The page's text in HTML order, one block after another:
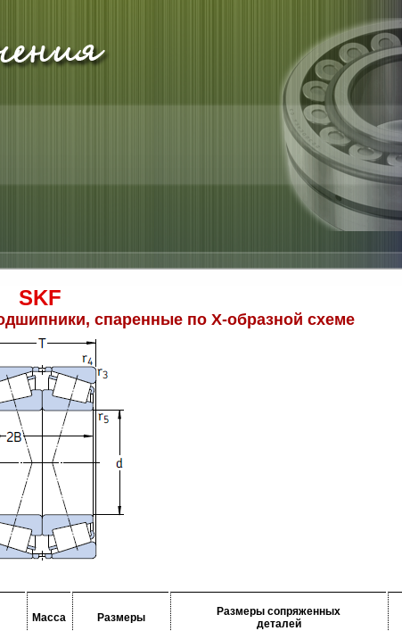
SKF
спаренные по Х-образной схеме
Масса Размеры
Размеры сопряженных
деталей